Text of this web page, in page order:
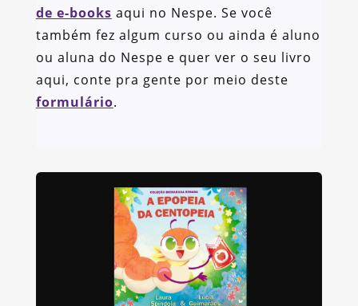
de e-books aqui no Nespe. Se você
também fez algum curso ou ainda é aluno
ou aluna do Nespe e quer ver o seu livro
aqui, conte pra gente por meio deste
formulário.